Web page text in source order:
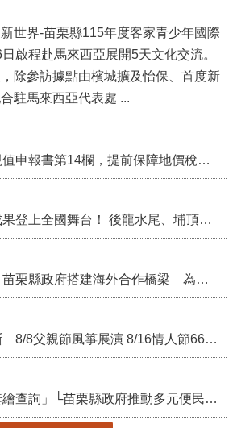
新世界-苗栗縣115年度客家青少年國際
啟程赴馬來西亞展開5天文化交流。
除參訪據點由檳城擴及怡保、首度新
增校園交流外，更配合駐馬來西亞代表處 ...
移轉土地勾選土地現值申報書第14欄，提前保障地價稅節稅權益
苗栗農村綠色照顧成果登上全國舞台！ 後龍水尾、埔頂社區前進2026高齡健康產業博覽會
把握國際交流契機 苗栗縣政府搭建海外合作橋梁 為在地產業爭取更多國際市場機會
通霄沙雕精彩不間斷 8/8父親節風箏展演 8/16情人節66對浪漫挑戰送好禮
買地建屋前先「地套繪查詢」└苗栗縣政府推動多元便民諮詢服務